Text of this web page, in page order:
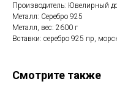
Производитель: Ювелирный
Металл: Серебро 925
Металл, вес: 2600 г
Вставки: серебро 925 пр,
Смотрите также